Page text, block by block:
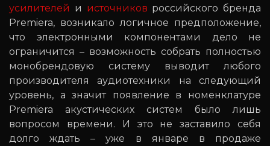
усилителей и источников российского бренда
Premiera, возникало логичное предположение,
что электронными компонентами дело не
ограничится – возможность собрать полностью
монобрендовую систему выводит любого
производителя аудиотехники на следующий
уровень, а значит появление в номенклатуре
Premiera акустических систем было лишь
вопросом времени. И это не заставило себя
долго ждать – уже в январе в продаже